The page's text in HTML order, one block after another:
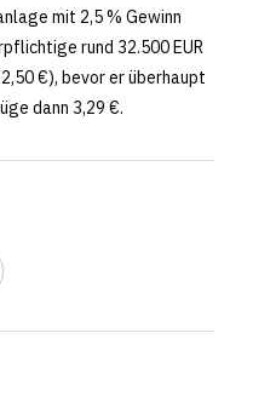
mit 2,5 % Gewinn
rund 32.500 EUR
€), bevor er überhaupt
dann 3,29 €.